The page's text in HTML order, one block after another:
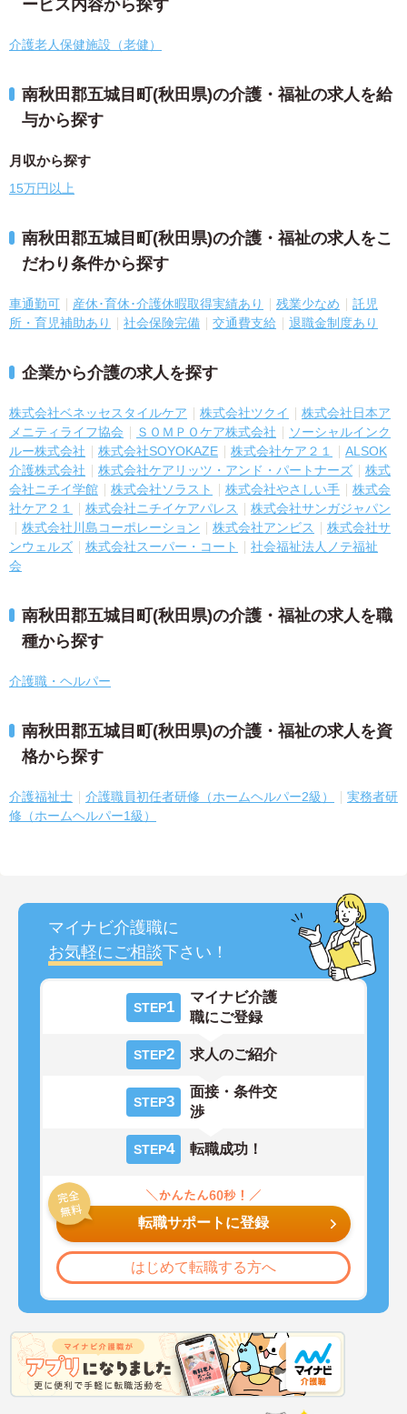
ービス内容から探す
介護老人保健施設（老健）
南秋田郡五城目町(秋田県)の介護・福祉の求人を給
与から探す
月収から探す
15万円以上
南秋田郡五城目町(秋田県)の介護・福祉の求人をこ
だわり条件から探す
車通勤可 産休･育休･介護休暇取得実績あり 残業少なめ
託児
所・育児補助あり
社会保険完備 交通費支給 退職金制度あり
企業から介護の求人を探す
株式会社ベネッセスタイルケア 株式会社ツクイ
株式会社日本ア
メニティライフ協会
ＳＯＭＰＯケア株式会社
ソーシャルインク
ルー株式会社
株式会社SOYOKAZE 株式会社ケア２１
ALSOK
介護株式会社
株式会社ケアリッツ・アンド・パートナーズ
株式
会社ニチイ学館
株式会社ソラスト 株式会社やさしい手
株式会
社ケア２１
株式会社ニチイケアパレス
株式会社サンガジャパン
株式会社川島コーポレーション
株式会社アンビス
株式会社サ
ンウェルズ
株式会社スーパー・コート
社会福祉法人ノテ福祉
会
南秋田郡五城目町(秋田県)の介護・福祉の求人を職
種から探す
介護職・ヘルパー
南秋田郡五城目町(秋田県)の介護・福祉の求人を資
格から探す
介護福祉士 介護職員初任者研修（ホームヘルパー2級）
実務者研
修（ホームヘルパー1級）
マイナビ介護職に
お気軽にご相談下さい！
STEP1
マイナビ介護
職にご登録
STEP2 求人のご紹介
STEP3
面接・条件交
渉
STEP4 転職成功！
転職サポートに登録
はじめて転職する方へ